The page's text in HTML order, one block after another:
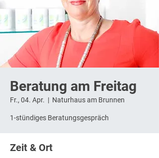
Beratung am Freitag
Fr., 04. Apr.
  |
Naturhaus am Brunnen
1-stündiges Beratungsgespräch
Zeit & Ort